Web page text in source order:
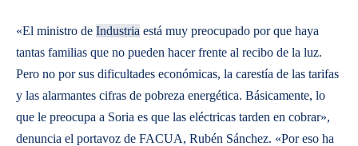
«El ministro de Industria está muy preocupado por que haya
tantas familias que no pueden hacer frente al recibo de la luz.
Pero no por sus dificultades económicas, la carestía de las tarifas
y las alarmantes cifras de pobreza energética. Básicamente, lo
que le preocupa a Soria es que las eléctricas tarden en cobrar»,
denuncia el portavoz de FACUA, Rubén Sánchez. «Por eso ha